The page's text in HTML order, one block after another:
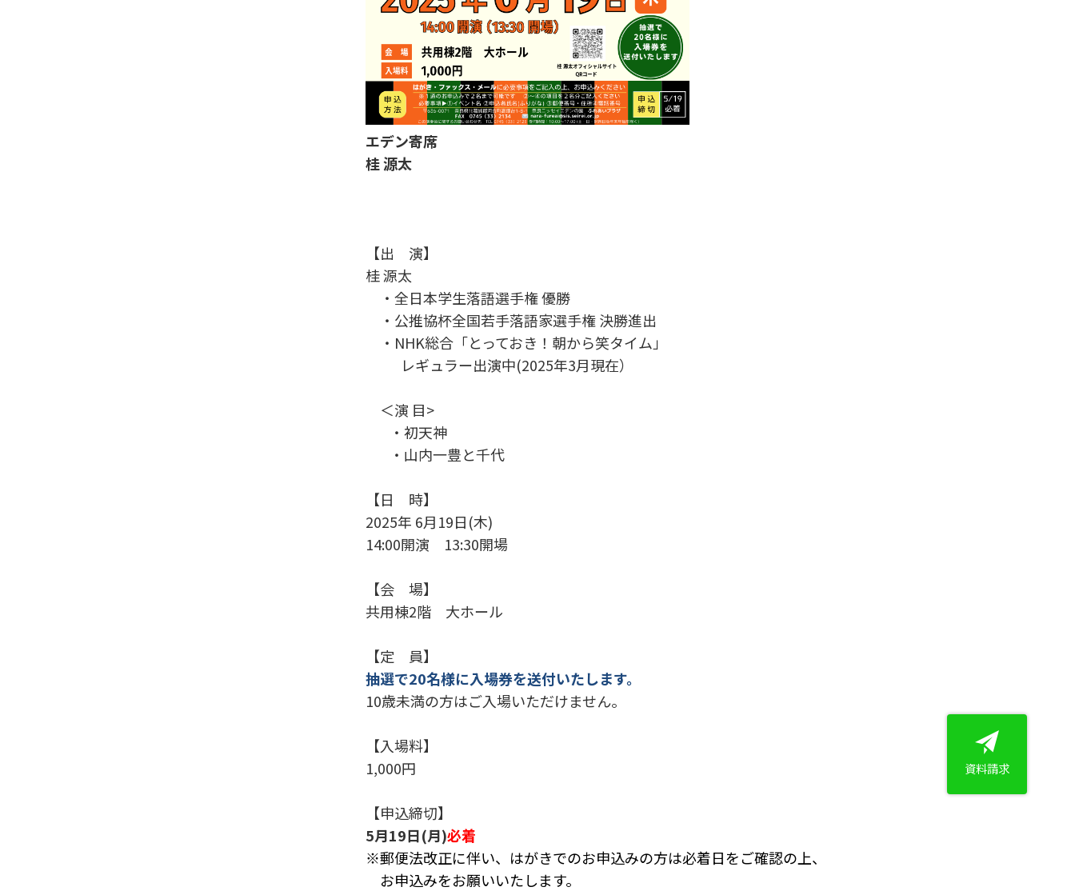
エデン寄席
桂 源太
【出 演】
桂 源太
・全日本学生落語選手権 優勝
・公推協杯全国若手落語家選手権 決勝進出
・NHK総合「とっておき！朝から笑タイム」
レギュラー出演中(2025年3月現在）
＜演 目>
・初天神
・山内一豊と千代
【日 時】
2025年 6月19日(木)
14:00開演 13:30開場
【会 場】
共用棟2階 大ホール
【定 員】
抽選で20名様に入場券を送付いたします。
10歳未満の方はご入場いただけません。
【入場料】
1,000円
【申込締切】
5月19日(月)必着
※郵便法改正に伴い、はがきでのお申込みの方は必着日をご確認の上、
お申込みをお願いいたします。
資料請求